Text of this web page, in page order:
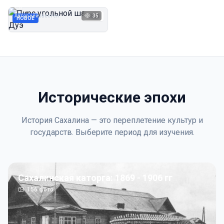
НОВОЕ 1923
Автор неизвестен 35
Исторические эпохи
История Сахалина — это переплетение культур и
государств. Выберите период для изучения.
Сахалинская каторга: 1869 - 1906 гг
156фото